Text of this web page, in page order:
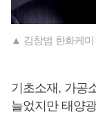
▲ 김창범 한화케
기초소재, 가공
늘었지만 태양